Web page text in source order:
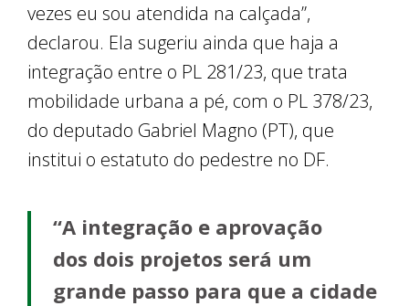
vezes eu sou atendida na calçada”,
declarou. Ela sugeriu ainda que haja a
integração entre o PL 281/23, que trata
mobilidade urbana a pé, com o PL 378/23,
do deputado Gabriel Magno (PT), que
institui o estatuto do pedestre no DF.
“A integração e aprovação
dos dois projetos será um
grande passo para que a cidade